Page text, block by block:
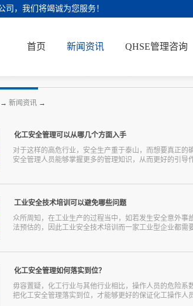
，我们将竭诚为您服务！
首页 新闻资讯 QHSE管理咨询
→ 新闻资讯 →
化工安全管理可以从哪几个方面入手
对于这样的高危行业，安全生产重于泰山，而想要真正
安全管理人员能够掌握更多的管理知识，从而更好的引导
工安全管理‍就需要从人员监管方面做起，为了更好的监督
的化工安全管理操作指南明确相应的安全管理常识，并
过程当中，均能够保证自身安全也能够更好的监督他人
要定期的对相关人员进行化工安全管理方面的培训。2、
能的设备，随时记录仓储情况并定位和记录移动设备的
从智能巡检和安全预警方面入手进行操作，可以设置定
的数据，从而通过这些数据所生成的统计图表，更详尽
工业安全技术培训可以避免哪些问题
众所周知，在工业生产的过程当中，如若发生安全意外
法预估的，因此工业安全技术培训而一家工业型企业都需
和市场反馈得知目前有很多工业安全事故也是由于设备违
一些异常现象，这些异常现象没有原曲相关人员的足够
失灵，这样有可能会将操作人员卷入到设备当中造成意外
充分的了解到操作设备的工程以及设备操作之前的安全检
化工安全管理如何落实到位？
毋容置疑，化工行业与其他行业相比，操作人员的危险
把化工安全管理落实到位，才能够更好的保证化工操作人